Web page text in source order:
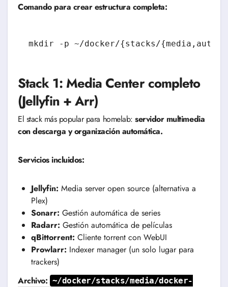
Comando para crear estructura completa:
Stack 1: Media Center completo
(Jellyfin + Arr)
El stack más popular para homelab:servidor multimedia
con descarga y organización automática.
Servicios incluidos:
Jellyfin: Media server open source (alternativa a
Plex)
Sonarr: Gestión automática de series
Radarr: Gestión automática de películas
qBittorrent: Cliente torrent con WebUI
Prowlarr: Indexer manager (un solo lugar para
trackers)
Archivo: ~/docker/stacks/media/docker-